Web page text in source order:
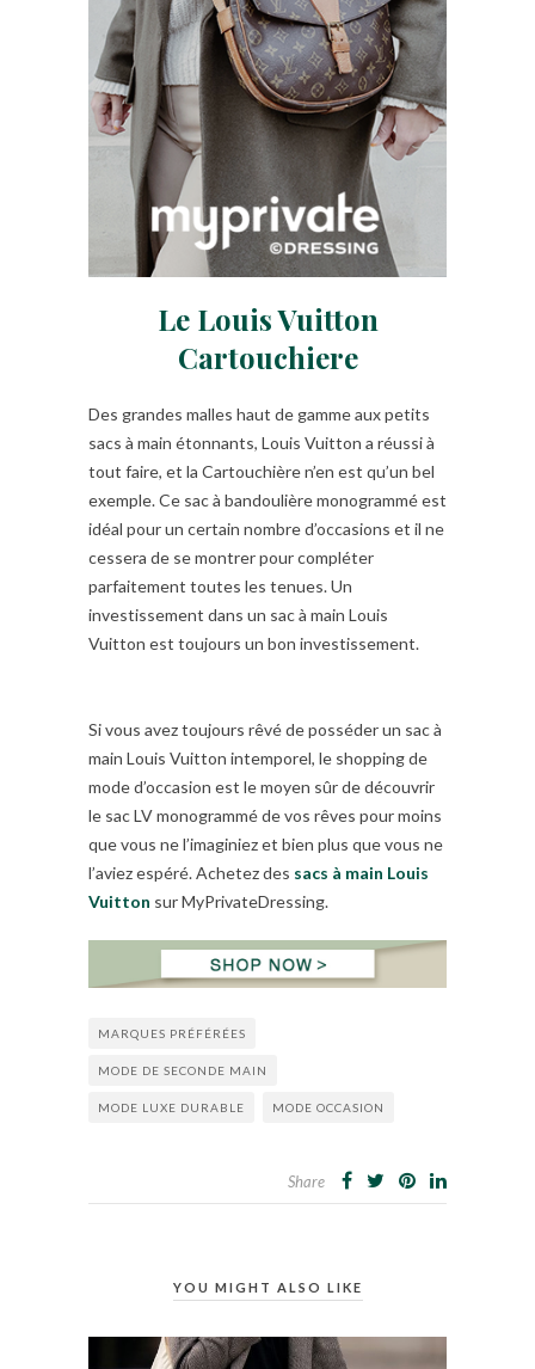
Le Louis Vuitton
Cartouchiere
Des grandes malles haut de gamme aux petits
sacs à main étonnants, Louis Vuitton a réussi à
tout faire, et la Cartouchière n’en est qu’un bel
exemple. Ce sac à bandoulière monogrammé est
idéal pour un certain nombre d’occasions et il ne
cessera de se montrer pour compléter
parfaitement toutes les tenues. Un
investissement dans un sac à main Louis
Vuitton est toujours un bon investissement.
Si vous avez toujours rêvé de posséder un sac à
main Louis Vuitton intemporel, le shopping de
mode d’occasion est le moyen sûr de découvrir
le sac LV monogrammé de vos rêves pour moins
que vous ne l’imaginiez et bien plus que vous ne
l’aviez espéré. Achetez des sacs à main Louis
Vuitton sur MyPrivateDressing.
MARQUES PRÉFÉRÉES
MODE DE SECONDE MAIN
MODE LUXE DURABLE MODE OCCASION
Share
YOU MIGHT ALSO LIKE